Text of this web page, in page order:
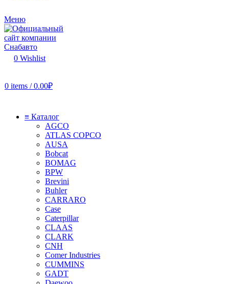
Меню
0 Wishlist
0 items / 0.00₽
≡ Каталог
AGCO
ATLAS COPCO
AUSA
Bobcat
BOMAG
BPW
Brevini
Buhler
CARRARO
Case
Caterpillar
CLAAS
CLARK
CNH
Comer Industries
CUMMINS
GADT